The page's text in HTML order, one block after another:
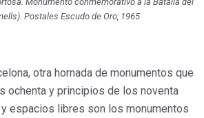
Postales Escudo de Oro, 1965
otra hornada de monumentos que
ochenta y principios de los noventa
espacios libres son los monumentos